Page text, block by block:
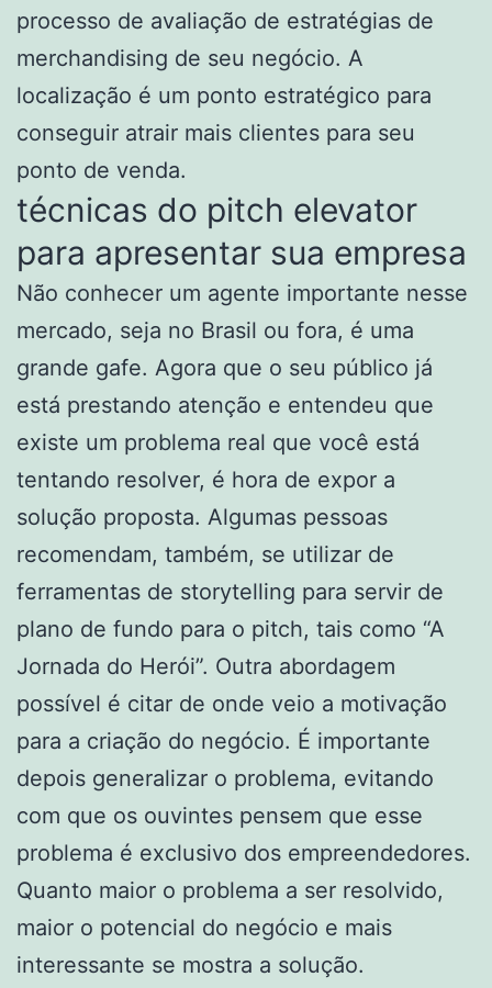
processo de avaliação de estratégias de
merchandising de seu negócio. A
localização é um ponto estratégico para
conseguir atrair mais clientes para seu
ponto de venda.
técnicas do pitch elevator
para apresentar sua empresa
Não conhecer um agente importante nesse
mercado, seja no Brasil ou fora, é uma
grande gafe. Agora que o seu público já
está prestando atenção e entendeu que
existe um problema real que você está
tentando resolver, é hora de expor a
solução proposta. Algumas pessoas
recomendam, também, se utilizar de
ferramentas de storytelling para servir de
plano de fundo para o pitch, tais como “A
Jornada do Herói”. Outra abordagem
possível é citar de onde veio a motivação
para a criação do negócio. É importante
depois generalizar o problema, evitando
com que os ouvintes pensem que esse
problema é exclusivo dos empreendedores.
Quanto maior o problema a ser resolvido,
maior o potencial do negócio e mais
interessante se mostra a solução.